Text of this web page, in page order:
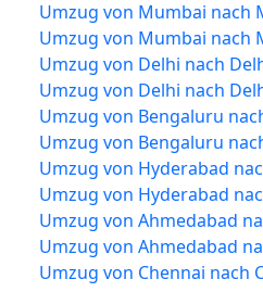
Umzug von Mumbai nach
Umzug von Mumbai nach
Umzug von Delhi nach
Umzug von Delhi nach
Umzug von Bengaluru
Umzug von Bengaluru
Umzug von Hyderabad
Umzug von Hyderabad
Umzug von Ahmedabad
Umzug von Ahmedabad
Umzug von Chennai nach